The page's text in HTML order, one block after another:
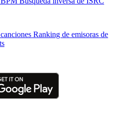
Ranking de emisoras de